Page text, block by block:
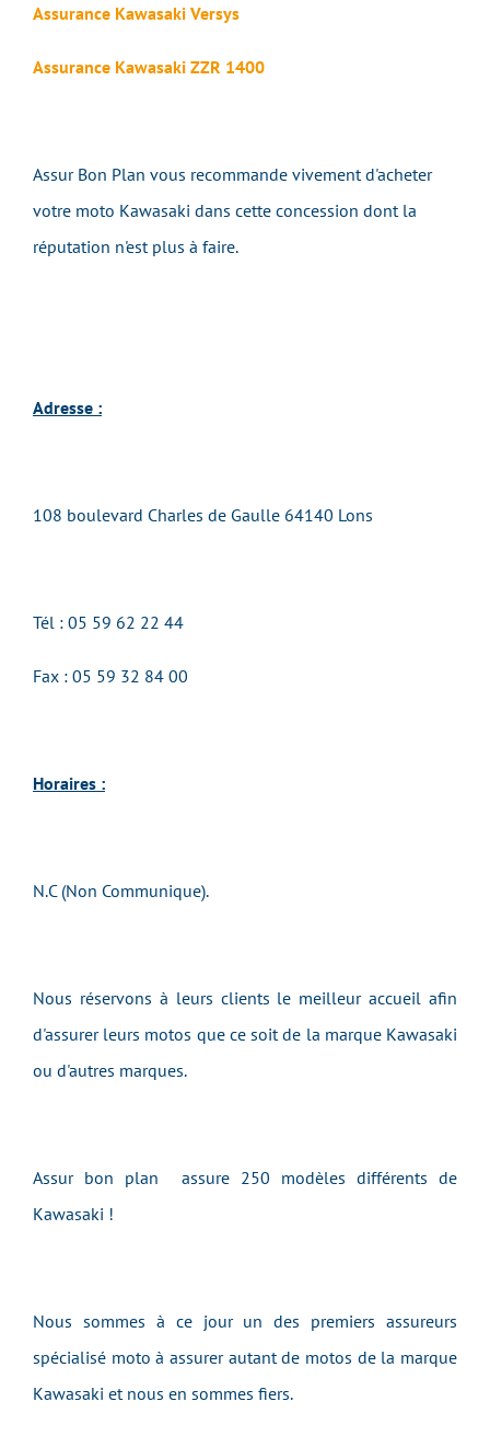
Assurance Kawasaki Versys
Assurance Kawasaki ZZR 1400
Assur Bon Plan vous recommande vivement d'acheter
votre moto Kawasaki dans cette concession dont la
réputation n'est plus à faire.
Adresse :
108 boulevard Charles de Gaulle 64140 Lons
Tél : 05 59 62 22 44
Fax : 05 59 32 84 00
Horaires :
N.C (Non Communique).
Nous réservons à leurs clients le meilleur accueil afin
d'assurer leurs motos que ce soit de la marque Kawasaki
ou d'autres marques.
Assur bon plan assure 250 modèles différents de
Kawasaki !
Nous sommes à ce jour un des premiers assureurs
spécialisé moto à assurer autant de motos de la marque
Kawasaki et nous en sommes fiers.